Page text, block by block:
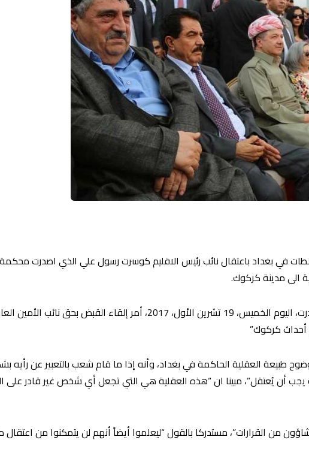
في بغداد باعتقال نائب رئيس الاقليم كوسرت رسول علي الذي اصدرت
الى مدينة كركوك.
وجاء في بيان لبارزاني ، ان محكمة تحقيق الرصافة في بغداد أصدرت، اليوم الخميس، 19 تشرين الأول، 2017، أمر إلقاء القبض
أحداث كركوك”
طبيعة العقلية الحاكمة في بغداد، وأنه إذا ما قام شعب بالتعبير عن
أن يُعتقل”، مبينا ان “هذه العقلية هي التي تجعل أي شخص غير قادر على
من القرارات”، مستدركا بالقول “ليعلموا أيضاً أنهم لن يتمكنوا من